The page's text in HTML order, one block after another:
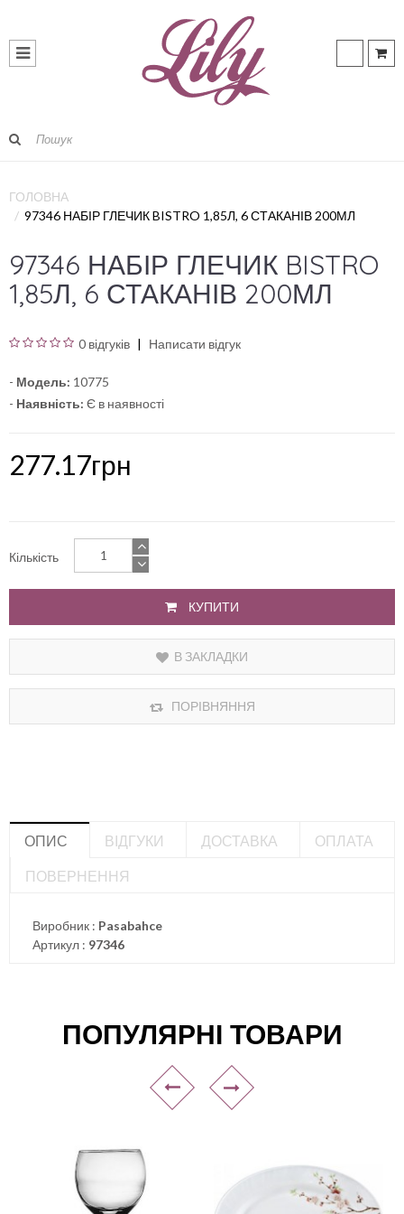
ГОЛОВНА
97346 НАБІР ГЛЕЧИК BISTRO 1,85Л, 6 СТАКАНІВ 200МЛ
97346 НАБІР ГЛЕЧИК BISTRO
1,85Л, 6 СТАКАНІВ 200МЛ
0 відгуків Написати відгук
- Модель: 10775
- Наявність: Є в наявності
277.17грн
Кількість
КУПИТИ
В ЗАКЛАДКИ
ПОРІВНЯННЯ
ОПИС ВІДГУКИ ДОСТАВКА
ОПЛАТА
ПОВЕРНЕННЯ
Виробник : Pasabahce
Артикул : 97346
ПОПУЛЯРНІ ТОВАРИ